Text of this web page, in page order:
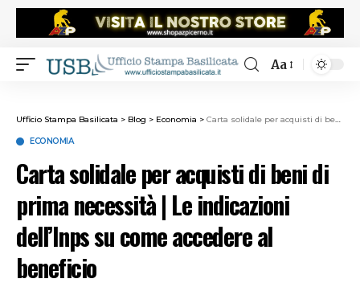
Aa
Ufficio Stampa Basilicata > Blog > Economia > Carta solidale per acquisti di beni di prima necessità | Le indicazioni dell’Inps su come accedere al beneficio
ECONOMIA
Carta solidale per acquisti di beni di
prima necessità | Le indicazioni
dell’Inps su come accedere al
beneficio